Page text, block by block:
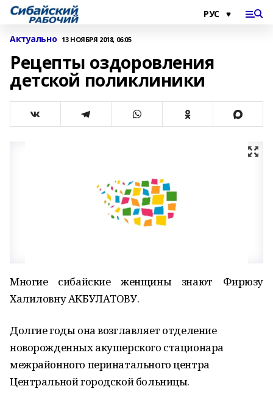
Актуально 13 НОЯБРЯ 2018, 06:05
Рецепты оздоровления
детской поликлиники
Многие сибайские женщины знают Фирюзу
Халиловну АКБУЛАТОВУ.
Долгие годы она возглавляет отделение
новорожденных акушерского стационара
межрайонного перинатального центра
Центральной городской больницы.